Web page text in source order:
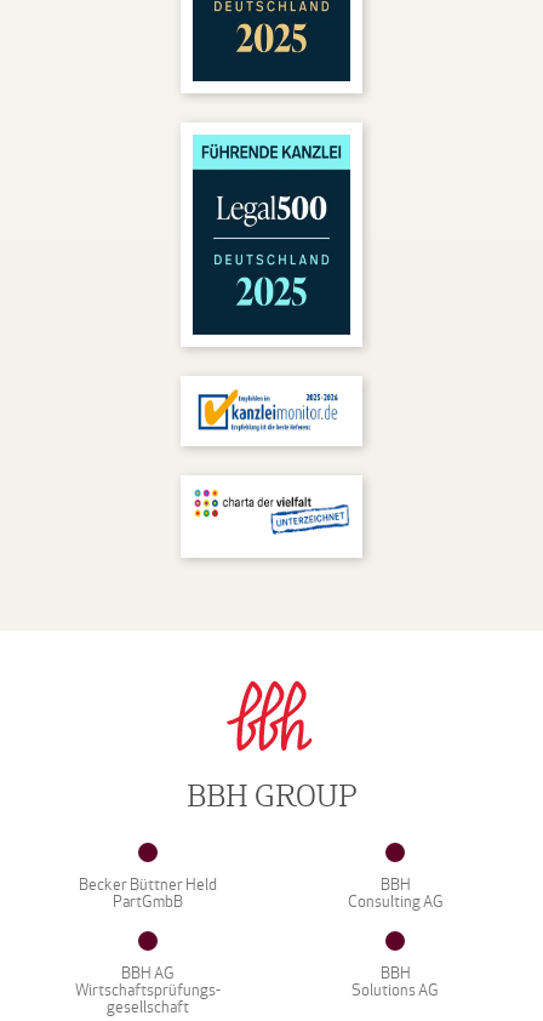
BBH GROUP
Becker Büttner Held
PartGmbB
BBH
Consulting AG
BBH AG
Wirtschaftsprüfungs-
gesellschaft
BBH
Solutions AG